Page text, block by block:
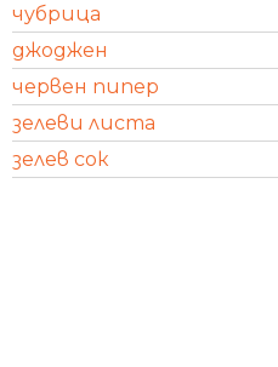
чубрица
джоджен
червен пипер
зелеви листа
зелев сок